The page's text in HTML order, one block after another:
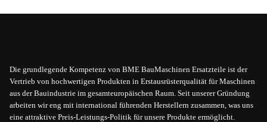
Die grundlegende Kompetenz von BME BauMaschinen Ersatzteile ist der
Vertrieb von hochwertigen Produkten in Erstausrüsterqualität für Maschinen
aus der Bauindustrie im gesamteuropäischen Raum. Seit unserer Gründung
arbeiten wir eng mit international führenden Herstellern zusammen, was uns
eine attraktive Preis-Leistungs-Politik für unsere Produkte ermöglicht.